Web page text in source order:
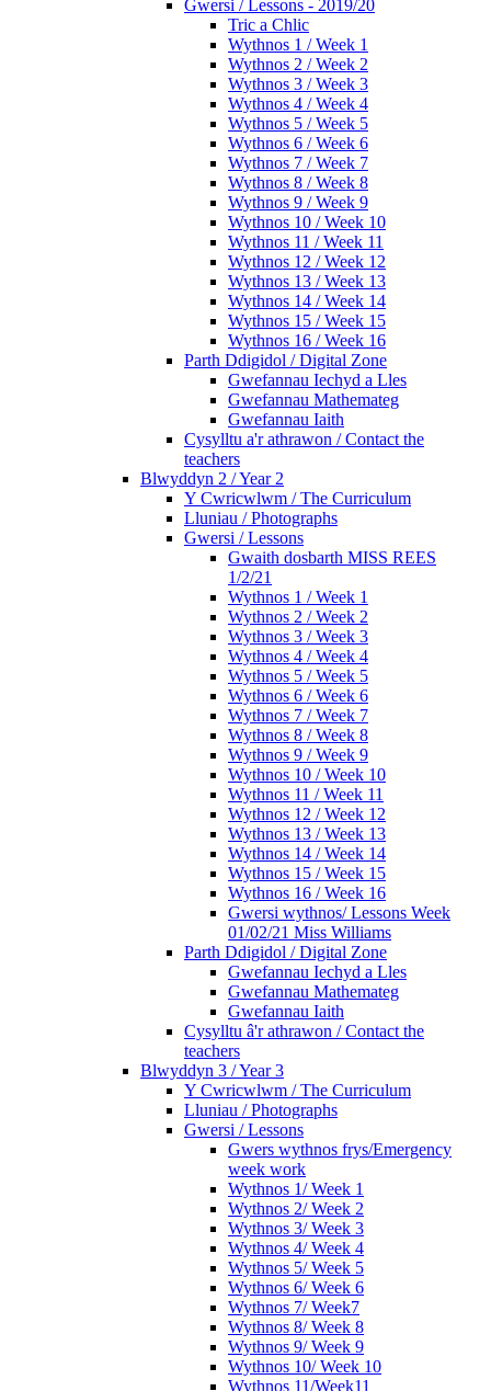
Gwersi / Lessons - 2019/20
Tric a Chlic
Wythnos 1 / Week 1
Wythnos 2 / Week 2
Wythnos 3 / Week 3
Wythnos 4 / Week 4
Wythnos 5 / Week 5
Wythnos 6 / Week 6
Wythnos 7 / Week 7
Wythnos 8 / Week 8
Wythnos 9 / Week 9
Wythnos 10 / Week 10
Wythnos 11 / Week 11
Wythnos 12 / Week 12
Wythnos 13 / Week 13
Wythnos 14 / Week 14
Wythnos 15 / Week 15
Wythnos 16 / Week 16
Parth Ddigidol / Digital Zone
Gwefannau Iechyd a Lles
Gwefannau Mathemateg
Gwefannau Iaith
Cysylltu a'r athrawon / Contact the
teachers
Blwyddyn 2 / Year 2
Y Cwricwlwm / The Curriculum
Lluniau / Photographs
Gwersi / Lessons
Gwaith dosbarth MISS REES
1/2/21
Wythnos 1 / Week 1
Wythnos 2 / Week 2
Wythnos 3 / Week 3
Wythnos 4 / Week 4
Wythnos 5 / Week 5
Wythnos 6 / Week 6
Wythnos 7 / Week 7
Wythnos 8 / Week 8
Wythnos 9 / Week 9
Wythnos 10 / Week 10
Wythnos 11 / Week 11
Wythnos 12 / Week 12
Wythnos 13 / Week 13
Wythnos 14 / Week 14
Wythnos 15 / Week 15
Wythnos 16 / Week 16
Gwersi wythnos/ Lessons Week
01/02/21 Miss Williams
Parth Ddigidol / Digital Zone
Gwefannau Iechyd a Lles
Gwefannau Mathemateg
Gwefannau Iaith
Cysylltu â'r athrawon / Contact the
teachers
Blwyddyn 3 / Year 3
Y Cwricwlwm / The Curriculum
Lluniau / Photographs
Gwersi / Lessons
Gwers wythnos frys/Emergency
week work
Wythnos 1/ Week 1
Wythnos 2/ Week 2
Wythnos 3/ Week 3
Wythnos 4/ Week 4
Wythnos 5/ Week 5
Wythnos 6/ Week 6
Wythnos 7/ Week7
Wythnos 8/ Week 8
Wythnos 9/ Week 9
Wythnos 10/ Week 10
Wythnos 11/Week11